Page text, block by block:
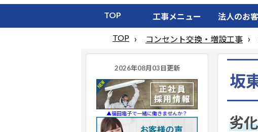
TOP 工事メニュー 法人のお
TOP コンセント交換・増設工事
▲福田電子で一緒に働きませんか？
坂
劣